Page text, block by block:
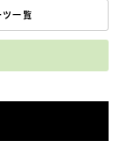
ツ一覧